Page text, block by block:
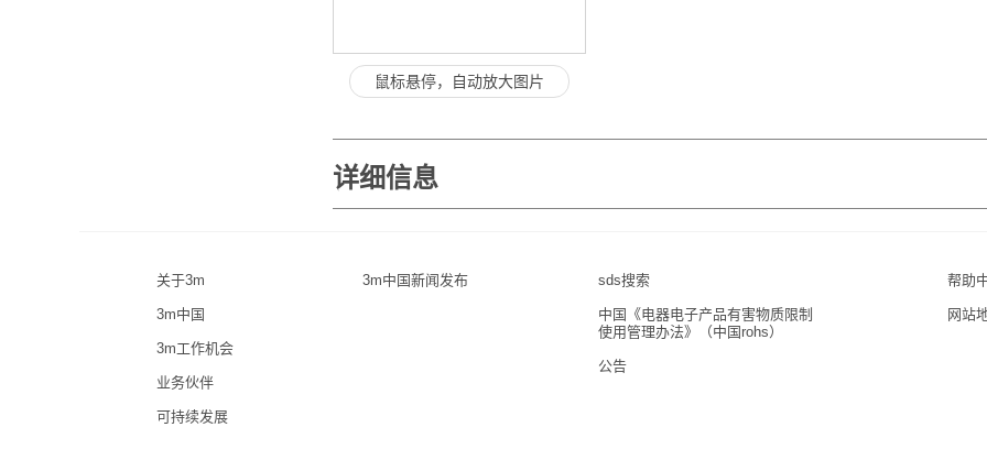
鼠标悬停，自动放大图片
详细信息
关于3m
3m中国
3m工作机会
业务伙伴
可持续发展
3m中国新闻发布 sds搜索
中国《电器电子产品有害物质限制
使用管理办法》（中国rohs）
公告
帮助
网站